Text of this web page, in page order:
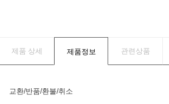
제품 상세 제품정보 관련상품
교환/반품/환불/취소